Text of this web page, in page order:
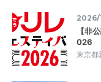
2026/
【非
026
東京都